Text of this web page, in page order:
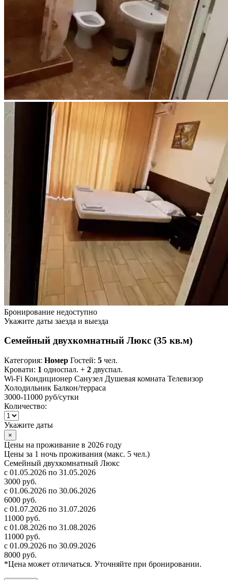
Бронирование недоступно
Укажите даты заезда и выезда
Семейный двухкомнатный Люкс (35 кв.м)
Категория: Номер Гостей: 5 чел.
Кровати: 1 односпал. + 2 двуспал.
Wi-Fi Кондиционер Санузел Душевая комната Телевизор
Холодильник Балкон/терраса
3000-11000 руб/сутки
Количество:
Укажите даты
×
Цены на проживание в 2026 году
Цены за 1 ночь проживания (макс. 5 чел.)
Семейный двухкомнатный Люкс
с 01.05.2026 по 31.05.2026
3000 руб.
с 01.06.2026 по 30.06.2026
6000 руб.
с 01.07.2026 по 31.07.2026
11000 руб.
с 01.08.2026 по 31.08.2026
11000 руб.
с 01.09.2026 по 30.09.2026
8000 руб.
*Цена может отличаться. Уточняйте при бронировании.